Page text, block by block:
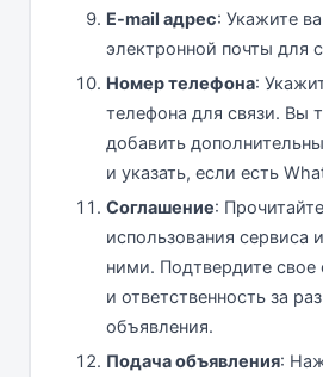
E-mail адрес: Укажите
электронной почты для
Номер телефона:
телефона для связи. Вы
добавить
и указать, если есть
Соглашение:
использования сервиса
ними. Подтвердите
и ответственность за
объявления.
Подача объявления: